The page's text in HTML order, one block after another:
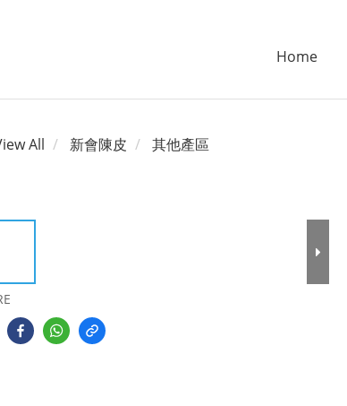
Home
All 新會陳皮 其他產區